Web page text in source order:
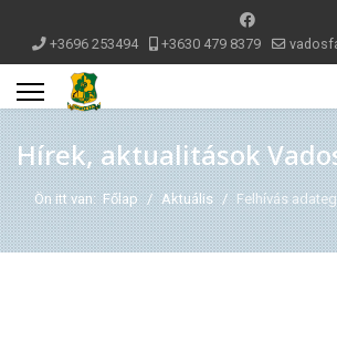
+3696 253494 +3630 479 8379
Hírek, aktualitások
Ön itt van:Főlap Aktuális Felhívás